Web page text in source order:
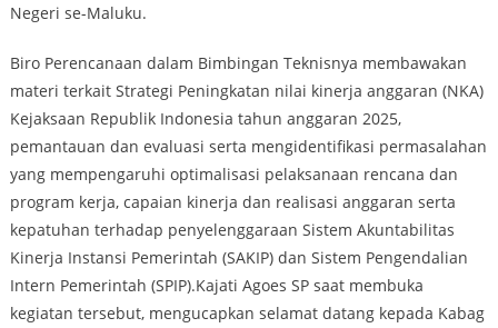
Negeri se-Maluku.
Biro Perencanaan dalam Bimbingan Teknisnya membawakan
materi terkait Strategi Peningkatan nilai kinerja anggaran (NKA)
Kejaksaan Republik Indonesia tahun anggaran 2025,
pemantauan dan evaluasi serta mengidentifikasi permasalahan
yang mempengaruhi optimalisasi pelaksanaan rencana dan
program kerja, capaian kinerja dan realisasi anggaran serta
kepatuhan terhadap penyelenggaraan Sistem Akuntabilitas
Kinerja Instansi Pemerintah (SAKIP) dan Sistem Pengendalian
Intern Pemerintah (SPIP).Kajati Agoes SP saat membuka
kegiatan tersebut, mengucapkan selamat datang kepada Kabag